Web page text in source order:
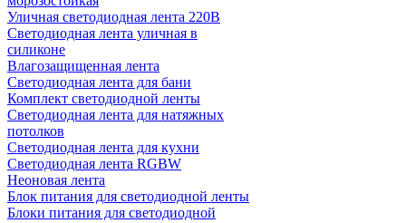
Уличная светодиодная лента 220В
Светодиодная лента уличная в
силиконе
Влагозащищенная лента
Светодиодная лента для бани
Комплект светодиодной ленты
Светодиодная лента для натяжных
потолков
Светодиодная лента для кухни
Светодиодная лента RGBW
Неоновая лента
Блок питания для светодиодной ленты
Блоки питания для светодиодной